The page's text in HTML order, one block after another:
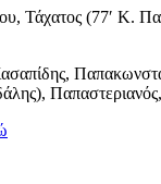
Τάχατος (77′ Κ.